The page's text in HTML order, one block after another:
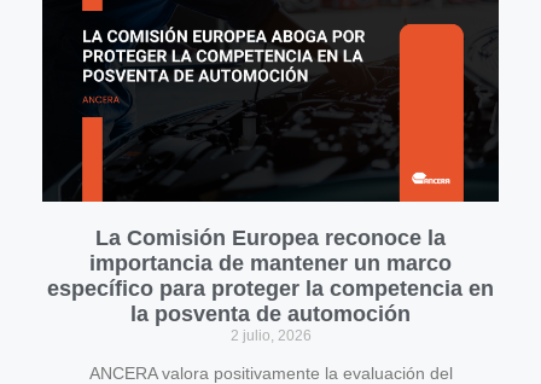
La Comisión Europea reconoce la
importancia de mantener un marco
específico para proteger la competencia en
la posventa de automoción
2 julio, 2026
ANCERA valora positivamente la evaluación del